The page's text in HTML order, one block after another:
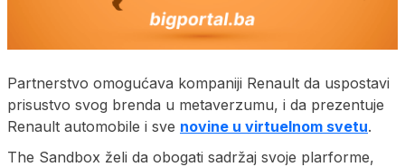
Partnerstvo omogućava kompaniji Renault da uspostavi
prisustvo svog brenda u metaverzumu, i da prezentuje
Renault automobile i sve novine u virtuelnom svetu.
The Sandbox želi da obogati sadržaj svoje plarforme,